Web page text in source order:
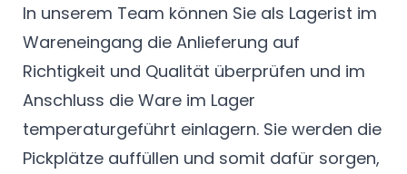
In unserem Team können Sie als Lagerist im
Wareneingang die Anlieferung auf
Richtigkeit und Qualität überprüfen und im
Anschluss die Ware im Lager
temperaturgeführt einlagern. Sie werden die
Pickplätze auffüllen und somit dafür sorgen,